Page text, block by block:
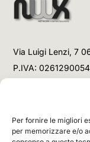
Per fornire le migliori
per memorizzare e/o
Via Luigi Lenzi, 7
P.IVA:
+39 3477853708